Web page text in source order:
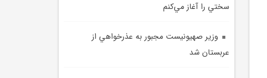
سختي را آغاز مي‌کنم
وزير صهيونيست مجبور به عذرخواهي از
عربستان شد